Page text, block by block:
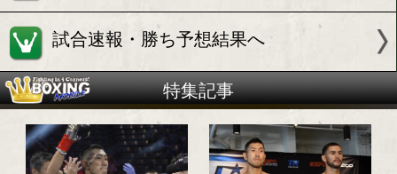
岡田 博喜(角海老宝石)
試合情報
試合日程・勝ち予想へ